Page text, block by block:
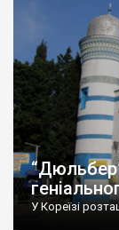
У Кореїзі